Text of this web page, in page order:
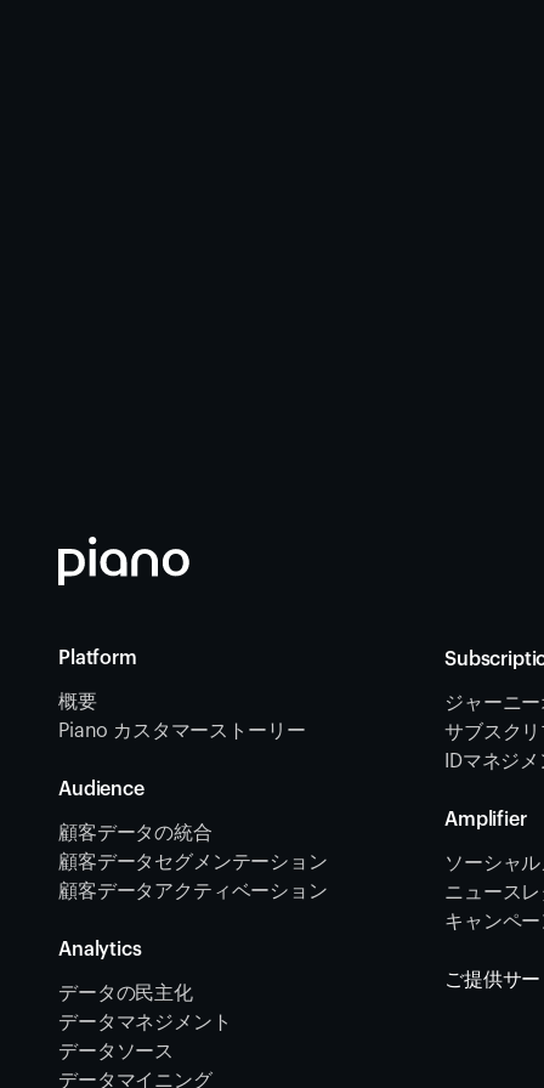
Platform
概要
Piano カスタマーストーリー
Audience
顧客データの統合
顧客データセグメンテーション
顧客データアクティベーション
Analytics
データの民主化
データマネジメント
データソース
データマイニング
ジャーニ
サブスク
IDマネジ
Amplifier
ソーシャ
ニュース
キャンペ
ご提供サ